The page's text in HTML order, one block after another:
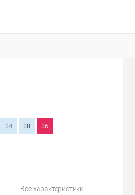
24 28 36
Все характеристики